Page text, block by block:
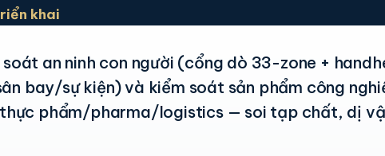
khai
an ninh con người (cổng dò 33-zone +
bay/sự kiện) và kiểm soát sản phẩm công
phẩm/pharma/logistics — soi tạp chất, dị